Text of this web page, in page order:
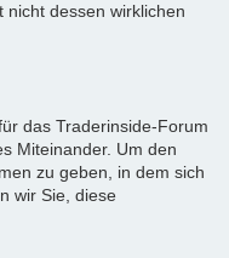
nicht dessen wirklichen
das Traderinside-Forum
Miteinander. Um den
zu geben, in dem sich
wir Sie, diese